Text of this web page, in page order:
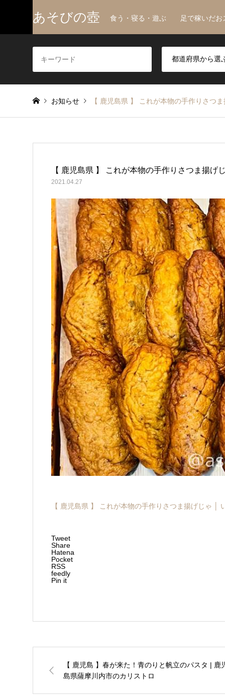
あそびの壺 食う・寝る・遊ぶ 足で稼いだお
お知らせ 【 鹿児島県 】 これが本物の手作りさつ
【 鹿児島県 】 これが本物の手作りさつま揚げ
2021.04.27
【 鹿児島県 】 これが本物の手作りさつま揚げじゃ │
Tweet
Share
Hatena
Pocket
RSS
feedly
Pin it
【 鹿児島 】春が来た！青のりと帆立のパスタ | 鹿
島県薩摩川内市のカリストロ